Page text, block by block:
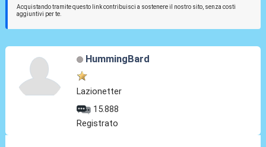
Acquistando tramite questo link contribuisci a sostenere il nostro sito, senza costi
aggiuntivi per te.
HummingBard
Lazionetter
15.888
Registrato